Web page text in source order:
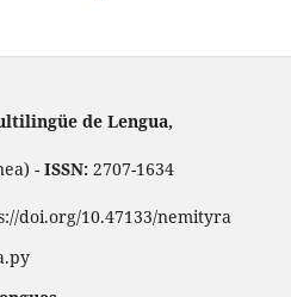
de Lengua,
- ISSN:2707-1634
doi.org/10.47133/nemityra